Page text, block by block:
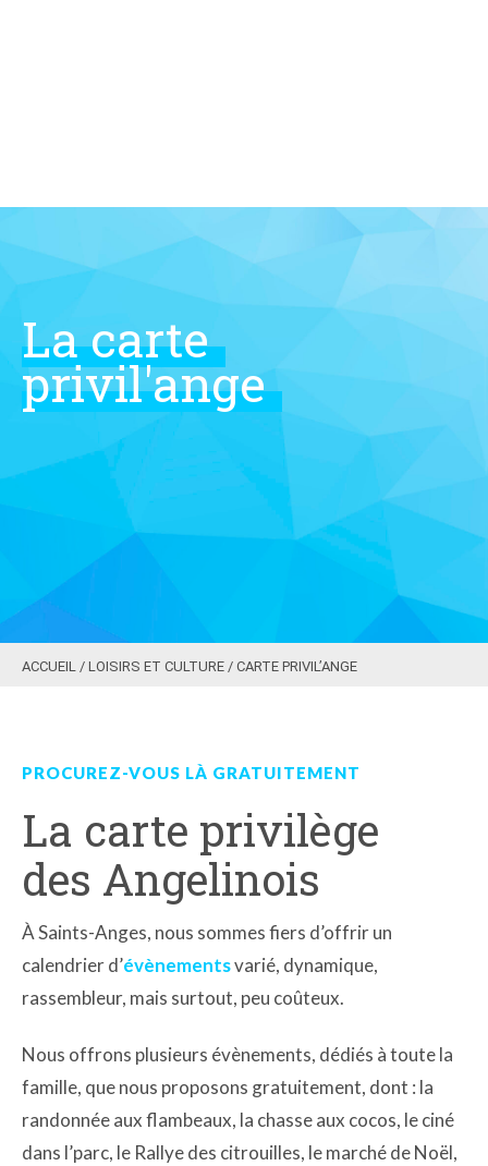
Lacarte
privil'ange
ACCUEIL / LOISIRS ET CULTURE / CARTE PRIVIL’ANGE
PROCUREZ-VOUS LÀ GRATUITEMENT
La carte privilège
des Angelinois
À Saints-Anges, nous sommes fiers d’offrir un
calendrier d’évènementsvarié, dynamique,
rassembleur, mais surtout, peu coûteux.
Nous offrons plusieurs évènements, dédiés à toute la
famille, que nous proposons gratuitement, dont : la
randonnée aux flambeaux, la chasse aux cocos, le ciné
dans l’parc, le Rallye des citrouilles, le marché de Noël,